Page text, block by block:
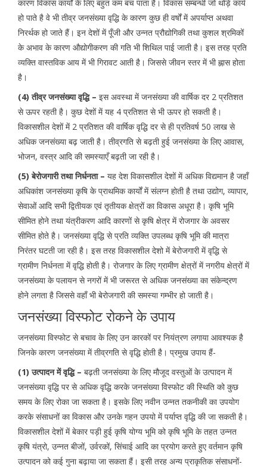
कारण विकास कार्यों के लिए बहुत कम बच पाता है। विकास सम्बन्धी जो थोड़े कार्य
हो पाते है वे भी तीव्र जनसंख्या वृद्धि के कारण कुछ ही वर्षों में अपर्याप्त अथवा
निरर्थक हो जाते हैं। इन देशों में पूँजी और उन्नत प्रौद्योगिकी तथा कुशल श्रमिकों
के अभाव के कारण औद्योगीकरण की गति भी शिथिल पाई जाती है। इस तरह प्रति
व्यक्ति वास्तविक आय में भी गिरावट आती है। जिससे जीवन स्तर में भी ह्नास होता
है।
(4) तीव्र जनसंख्या वृद्धि – इस अवस्था में जनसंख्या की वार्षिक दर 2 प्रतिशत
से ऊपर रहती है। कुछ देशों में यह 4 प्रतिशत से भी ऊपर हो सकती है।
विकासशील देशों में 2 प्रतिशत की वार्षिक वृद्धि दर से ही प्रतिवर्ष 50 लाख से
अधिक जनसंख्या बढ़ जाती है। तीव्रगति से बढ़ती हुई जनसंख्या के लिए आवास,
भोजन, वस्त्र आदि की समस्याएँ बढ़ती जा रही है।
(5) बेरोजगारी तथा निर्धनता – यह देश विकासशील देशों में अधिक विद्यमान है जहाँ
अधिकांश जनसंख्या कृषि के प्राथमिक कार्यों में संलग्न होती है तथा उद्योग, व्यापार,
सेवाओं आदि सभी द्वितीयक एवं तृतीयक क्षेत्रों का विकास अधूरा है। कृषि भूमि
सीमित होने तथा यंत्रीकरण आदि कारणों से कृषि क्षेत्र में रोजगार के अवसर
सीमित होते है। जनसंख्या वृद्धि से प्रति व्यक्ति उपलब्ध कृषि भूमि की मात्रा
निरंतर घटती जा रही है। इस तरह विकासशील देशो में बेरोजगारी में वृद्धि से
ग्रामीण निर्धनता में वृद्धि होती है। रोजगार के लिए ग्रामीण क्षेत्रों में नगरीय क्षेत्रों में
जनसंख्या के पलायन से नगरों में भी जरूरत से अधिक जनसंख्या का संकेन्द्रण
होने लगता है जिससे वहाँ भी बेरोजगारी की समस्या गम्भीर हो जाती है।
जनसंख्या विस्फोट रोकने के उपाय
जनसंख्या विस्फोट से बचाव के लिए उन कारकों पर नियंत्रण लगाया आवश्यक है
जिनके कारण जनसंख्या में तीव्रगति से वृद्धि होती है। प्रमुख उपाय हैं-
(1) उत्पादन में वृद्धि – बढ़ती जनसंख्या के लिए मौजूद वस्तुओं के उत्पादन में
जनसंख्या वृद्धि पर से अधिक वृद्धि करके जनसंख्या विस्फोट की स्थिति को कुछ
समय के लिए रोका जा सकता है। इसके लिए नवीन उन्नत तकनीकी का उपयोग
करके संसाधनों का विकास और उनके गहन उपयो में पर्याप्त वृद्धि की जा सकती है।
विकासशील देशों में बेकार पड़ी हुई कृषि योग्य भूमि को कृषि भूमि के तहत उन्नत
कृषि यंत्रो, उन्नत बीजों, उर्वरकों, सिंचाई आदि का प्रयोग करते हुए वर्तमान कृषि
उत्पादन को कई गुना बढ़ाया जा सकता हैं। इसी तरह अन्य प्राकृतिक संसाधनों-